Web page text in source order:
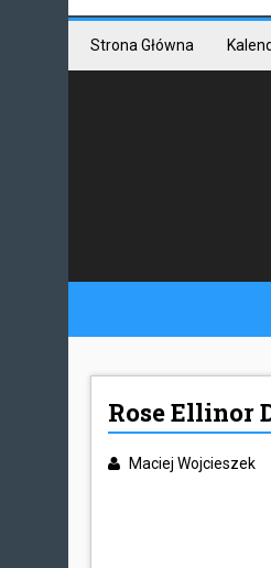
Strona Główna
Rose Ellinor
Maciej Wojcieszek